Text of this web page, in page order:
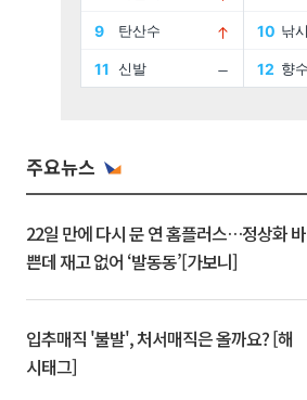
주요뉴스
22일 만에 다시 문 연 홈플러스…정상화 바
쁜데 재고 없어 ‘발동동’[가보니]
입추매직 '불발', 처서매직은 올까요? [해
시태그]